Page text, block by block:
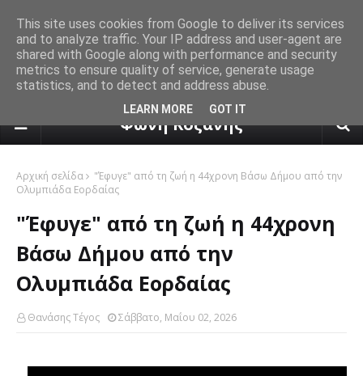
πρόγνωση καιρού από το
Φωνή Κοζάνης
Αρχική σελίδα
"Έφυγε" από τη ζωή η 44χρονη Βάσω Δήμου από την
Ολυμπιάδα Εορδαίας
"Έφυγε" από τη ζωή η 44χρονη
Βάσω Δήμου από την
Ολυμπιάδα Εορδαίας
Θανάσης Τέγος Σάββατο, Μαΐου 02, 2026
This site uses cookies from Google to deliver its services
and to analyze traffic. Your IP address and user-agent are
shared with Google along with performance and security
metrics to ensure quality of service, generate usage
statistics, and to detect and address abuse.
LEARN MORE GOT IT